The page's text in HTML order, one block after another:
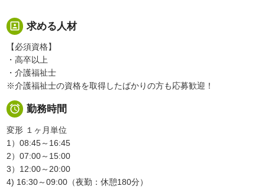
portrait 求める人材
【必須資格】
・高卒以上
・介護福祉士
※介護福祉士の資格を取得したばかりの方も応募歓迎！
 勤務時間
変形 １ヶ月単位
1）08:45～16:45
2）07:00～15:00
3）12:00～20:00
4) 16:30～09:00（夜勤：休憩180分）